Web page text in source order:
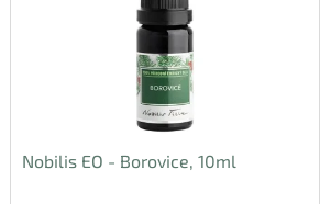
Nobilis EO - Borovice, 10ml